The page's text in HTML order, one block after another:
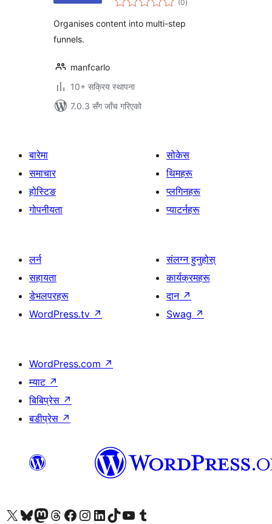
(0रेटिङ्गहरू
)
Organises content into multi-step
funnels.
manfcarlo
10+ सक्रिय स्थापना
7.0.3 सँग जाँच गरिएको
बारेमा
समाचार
होस्टिङ
गोपनीयता
सोकेस
थिमहरू
प्लगिनहरू
प्याटर्नहरू
लर्न
सहायता
डेभलपरहरू
WordPress.tv ↗
संलग्न हुनुहोस्
कार्यक्रमहरू
दान ↗
Swag ↗
WordPress.com ↗
म्याट ↗
बिबिप्रेस ↗
बडीप्रेस ↗
हाम्रो X (पहिले ट्विटर) खातामा जानुहोस्
हाम्रो Bluesky खाता भ्रमण गर्नुहोस्
हाम्रो म्यास्टोडन खाता भ्रमण गर्नुहोस्
हाम्रो थ्रेड्स खातामा जानुहोस्
हाम्रो फेसबुक पेजमा जानुहोस्
हाम्रो इन्स्टाग्राम खातामा जानुहोस्
हाम्रो लिङ्क्डइन खातामा जानुहोस्
हाम्रो TikTok खाता भ्रमण गर्नुहोस्
हाम्रो युट्युब च्यानलमा जानुहोस्
हाम्रो टम्बलर खाता भ्रमण गर्नुहोस्